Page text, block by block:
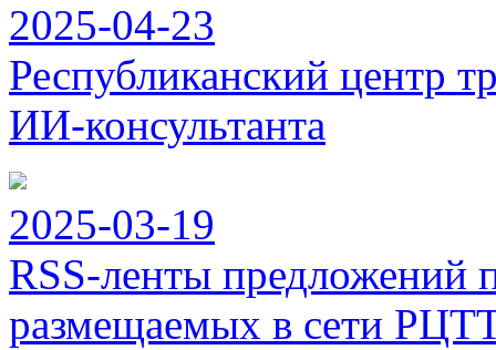
2025-04-23
Республиканский центр
ИИ-консультанта
2025-03-19
RSS-ленты предложений
размещаемых в сети